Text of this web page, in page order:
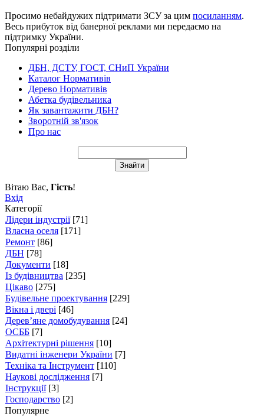
Просимо небайдужих підтримати ЗСУ за цим посиланням.
Весь прибуток від банерної реклами ми передаємо на
підтримку України.
Популярні розділи
ДБН, ДСТУ, ГОСТ, СНиП України
Каталог Нормативів
Дерево Нормативів
Абетка будівельника
Як завантажити ДБН?
Зворотній зв'язок
Про нас
Вітаю Вас, Гість!
Вхід
Категорії
Лідери індустрії [71]
Власна оселя [171]
Ремонт [86]
ДБН [78]
Документи [18]
Із будівництва [235]
Цікаво [275]
Будівельне проектування [229]
Вікна і двері [46]
Дерев’яне домобудування [24]
ОСББ [7]
Архітектурні рішення [10]
Видатні інженери України [7]
Техніка та Інструмент [110]
Наукові дослідження [7]
Інструкції [3]
Господарство [2]
Популярне